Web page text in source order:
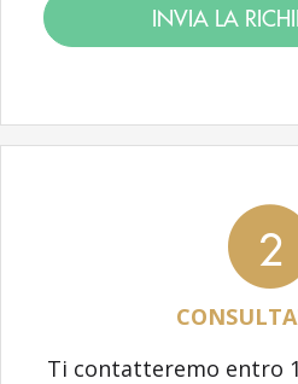
INVIA LA
2
Ti contatteremo entro